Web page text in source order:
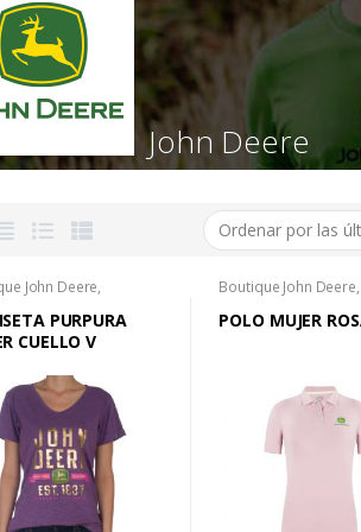
John Deere
John Deere,
M Camisetas M
,Ropa MPURPURA
CUELLO V
Boutique John Deere,
Camisetas M
Mujer,Ropa M
POLO MUJER